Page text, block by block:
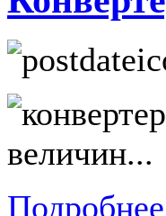
величин...